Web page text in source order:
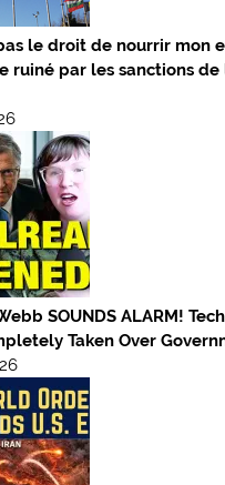
le droit de nourrir mon
ruiné par les sanctions de
SOUNDS ALARM!
Taken Over